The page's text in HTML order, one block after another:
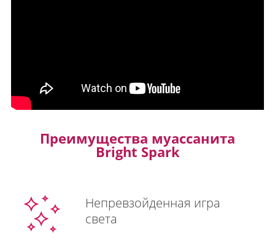
Преимущества муассанита
Bright Spark
Непревзойденная игра
света